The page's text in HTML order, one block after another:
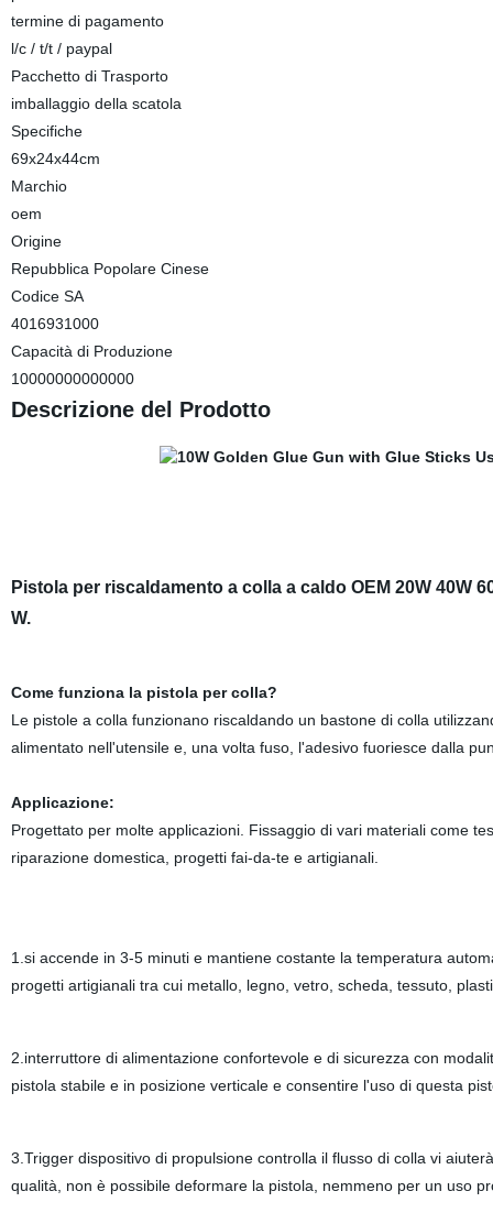
termine di pagamento
l/c / t/t / paypal
Pacchetto di Trasporto
imballaggio della scatola
Specifiche
69x24x44cm
Marchio
oem
Origine
Repubblica Popolare Cinese
Codice SA
4016931000
Capacità di Produzione
10000000000000
Descrizione del Prodotto
Pistola per riscaldamento a colla a caldo OEM 20W 40W
W.
Come funziona la pistola per colla?
Le pistole a colla funzionano riscaldando un bastone di colla
alimentato nell'utensile e, una volta fuso, l'adesivo fuoriesce dalla
Applicazione:
Progettato per molte applicazioni. Fissaggio di vari materiali come
riparazione domestica, progetti fai-da-te e artigianali.
1.si accende in 3-5 minuti e mantiene costante la temperatura
progetti artigianali tra cui metallo, legno, vetro, scheda, tessuto,
2.interruttore di alimentazione confortevole e di sicurezza con
pistola stabile e in posizione verticale e consentire l'uso di questa
3.Trigger dispositivo di propulsione controlla il flusso di colla vi
qualità, non è possibile deformare la pistola, nemmeno per un uso